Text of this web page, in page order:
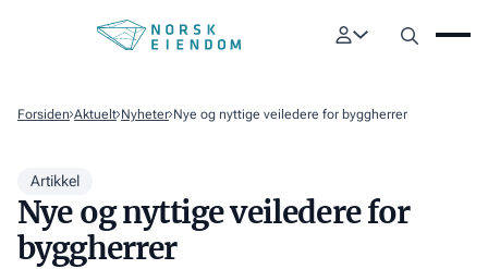
Forsiden Aktuelt Nyheter Nye og nyttige veiledere for byggherrer
Artikkel
Nye og nyttige veiledere for
byggherrer